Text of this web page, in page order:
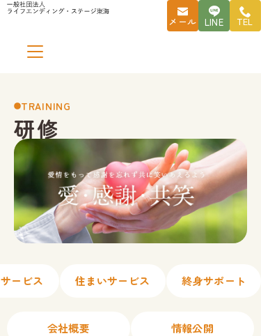
コ
メール LINE TEL
TRAINING
研修
ービス 住まいサービス 終身サポート
会社概要 情報公開